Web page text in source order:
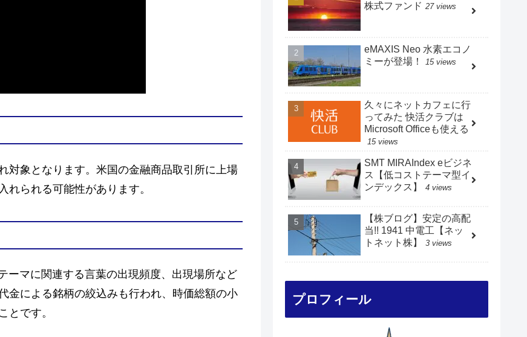
対象となります。米国の金融商品取引所に上場
れられる可能性があります。
ーマに関連する言葉の出現頻度、出現場所など
金による銘柄の絞込みも行われ、時価総額の小
とです。
株式ファンド 27 views
eMAXIS Neo 水素エコノ
ミーが登場！
15 views
久々にネットカフェに行
ってみた 快活クラブは
Microsoft Officeも使える
15 views
SMT MIRAIndex eビジネ
ス【低コストテーマ型イ
ンデックス】
4 views
【株ブログ】安定の高配
当!! 1941 中電工【ネッ
トネット株】
3 views
プロフィール